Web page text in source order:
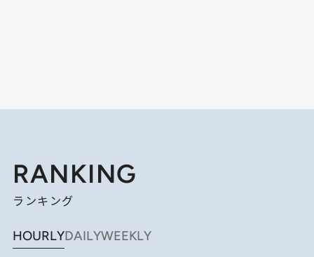
RANKING
ランキング
HOURLYDAILYWEEKLY